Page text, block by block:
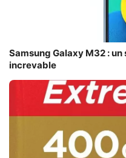
Samsung Galaxy M32 :
increvable